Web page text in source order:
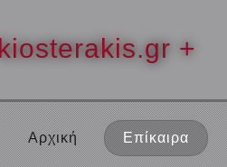
kiosterakis.gr +
Αρχική Επίκαιρα